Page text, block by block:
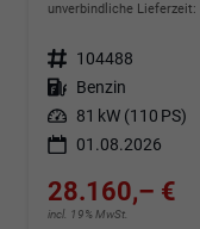
unverbindliche Lieferzeit:
Fahrzeugnr. 104488
Kraftstoff Benzin
Leistung 81 kW (110 PS)
01.08.2026
28.160,– €
incl. 19% MwSt.